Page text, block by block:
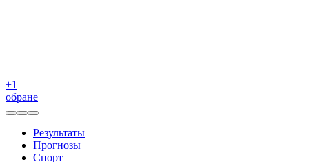
+1
обране
Результаты
Прогнозы
Спорт